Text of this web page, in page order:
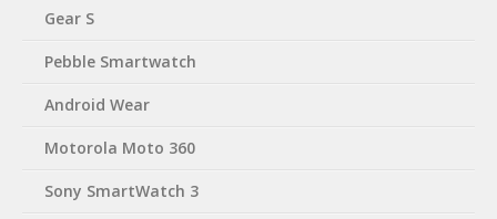
Gear S
Pebble Smartwatch
Android Wear
Motorola Moto 360
Sony SmartWatch 3